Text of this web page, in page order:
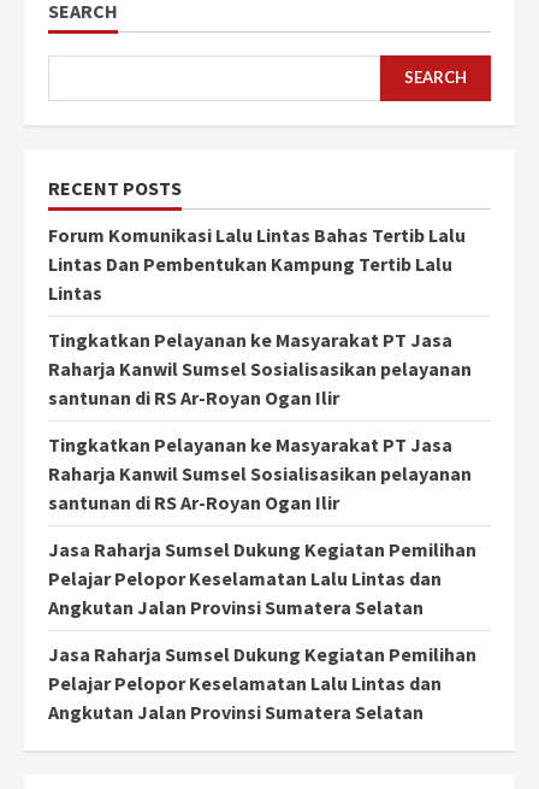
SEARCH
SEARCH
RECENT POSTS
Forum Komunikasi Lalu Lintas Bahas Tertib Lalu
Lintas Dan Pembentukan Kampung Tertib Lalu
Lintas
Tingkatkan Pelayanan ke Masyarakat PT Jasa
Raharja Kanwil Sumsel Sosialisasikan pelayanan
santunan di RS Ar-Royan Ogan Ilir
Tingkatkan Pelayanan ke Masyarakat PT Jasa
Raharja Kanwil Sumsel Sosialisasikan pelayanan
santunan di RS Ar-Royan Ogan Ilir
Jasa Raharja Sumsel Dukung Kegiatan Pemilihan
Pelajar Pelopor Keselamatan Lalu Lintas dan
Angkutan Jalan Provinsi Sumatera Selatan
Jasa Raharja Sumsel Dukung Kegiatan Pemilihan
Pelajar Pelopor Keselamatan Lalu Lintas dan
Angkutan Jalan Provinsi Sumatera Selatan